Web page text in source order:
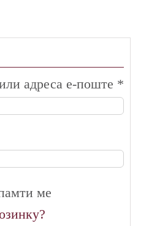
адреса е-поште *
ме